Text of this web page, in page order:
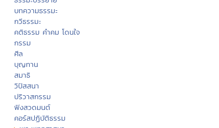
บทความธรรมะ
กวีธรรมะ
คติธรรม คำคม โดนใจ
กรรม
ศีล
บุญทาน
สมาธิ
วิปัสสนา
ปริวาสกรรม
ฟังสวดมนต์
คอร์สปฏิบัติธรรม